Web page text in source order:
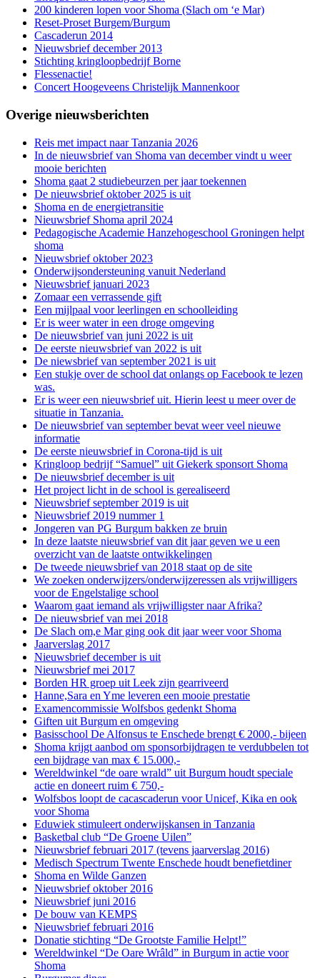
200 kinderen lopen voor Shoma (Slach om ‘e Mar)
Reset-Proset Burgem/Burgum
Cascaderun 2014
Nieuwsbrief december 2013
Stichting kringloopbedrijf Borne
Flessenactie!
Concert Hoogeveens Christelijk Mannenkoor
Overige nieuwsberichten
Reis met impact naar Tanzania 2026
In de nieuwsbrief van Shoma van december vindt u weer
mooie berichten
Shoma gaat 2 studiebeurzen per jaar toekennen
De nieuwsbrief oktober 2025 is uit
Shoma en de energietransitie
Nieuwsbrief Shoma april 2024
Pedagogische Academie Hanzehogeschool Groningen helpt
shoma
Nieuwsbrief oktober 2023
Onderwijsondersteuning vanuit Nederland
Nieuwsbrief januari 2023
Zomaar een verrassende gift
Een mijlpaal voor leerlingen en schoolleiding
Er is weer water in een droge omgeving
De nieuwsbrief van juni 2022 is uit
De eerste nieuwsbrief van 2022 is uit
De niewsbrief van september 2021 is uit
Een stukje over de school dat onlangs op Facebook te lezen
was.
Er is weer een nieuwsbrief uit. Hierin leest u meer over de
situatie in Tanzania.
De nieuwsbrief van september bevat weer veel nieuwe
informatie
De eerste nieuwsbrief in Corona-tijd is uit
Kringloop bedrijf “Samuel” uit Giekerk sponsort Shoma
De nieuwsbrief december is uit
Het project licht in de school is gerealiseerd
Nieuwsbrief september 2019 is uit
Nieuwsbrief 2019 nummer 1
Jongeren van PG Burgum bakken ze bruin
In deze laatste nieuwsbrief van dit jaar geven we u een
overzicht van de laatste ontwikkelingen
De tweede nieuwsbrief van 2018 staat op de site
We zoeken onderwijzers/onderwijzeressen als vrijwilligers
voor de Engelstalige school
Waarom gaat iemand als vrijwilligster naar Afrika?
De nieuwsbrief van mei 2018
De Slach om,e Mar ging ook dit jaar weer voor Shoma
Jaarverslag 2017
Nieuwsbrief december is uit
Nieuwsbrief mei 2017
Borden HR groep uit Leek zijn gearriveerd
Hanne,Sara en Yme leveren een mooie prestatie
Examencommissie Wolfsbos gedenkt Shoma
Giften uit Burgum en omgeving
Basisschool De Alfonsus te Enschede brengt € 2000,- bijeen
Shoma krijgt aanbod om sponsorbijdragen te verdubbelen tot
een bijdrage van max € 15.000,-
Wereldwinkel “de oare wrald” uit Burgum houdt speciale
actie en doneert ruim € 750,-
Wolfsbos loopt de cacascaderun voor Unicef, Kika en ook
voor Shoma
Eduwiek stimuleert onderwijskansen in Tanzania
Basketbal club “De Groene Uilen”
Nieuwsbrief februari 2017 (tevens jaarverslag 2016)
Medisch Spectrum Twente Enschede houdt benefietdiner
Shoma en Wilde Ganzen
Nieuwsbrief oktober 2016
Nieuwsbrief juni 2016
De bouw van KEMPS
Nieuwsbrief februari 2016
Donatie stichting “De Grootste Familie Helpt!”
Wereldwinkel “De Oare Wrâld” in Burgum in actie voor
Shoma